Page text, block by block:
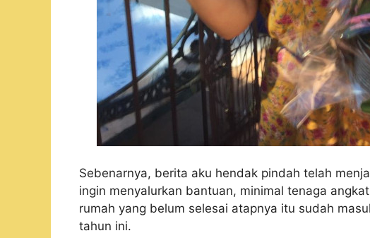
Sebenarnya, berita aku hendak pindah telah
ingin menyalurkan bantuan, minimal tenaga
rumah yang belum selesai atapnya itu sudah
tahun ini.